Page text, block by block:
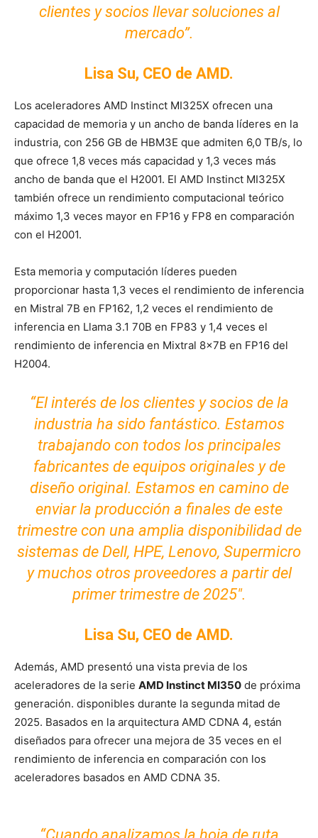
clientes y socios llevar soluciones al
mercado”.
Lisa Su, CEO de AMD.
Los aceleradores AMD Instinct MI325X ofrecen una
capacidad de memoria y un ancho de banda líderes en la
industria, con 256 GB de HBM3E que admiten 6,0 TB/s, lo
que ofrece 1,8 veces más capacidad y 1,3 veces más
ancho de banda que el H2001. El AMD Instinct MI325X
también ofrece un rendimiento computacional teórico
máximo 1,3 veces mayor en FP16 y FP8 en comparación
con el H2001.
Esta memoria y computación líderes pueden
proporcionar hasta 1,3 veces el rendimiento de inferencia
en Mistral 7B en FP162, 1,2 veces el rendimiento de
inferencia en Llama 3.1 70B en FP83 y 1,4 veces el
rendimiento de inferencia en Mixtral 8x7B en FP16 del
H2004.
“El interés de los clientes y socios de la
industria ha sido fantástico. Estamos
trabajando con todos los principales
fabricantes de equipos originales y de
diseño original. Estamos en camino de
enviar la producción a finales de este
trimestre con una amplia disponibilidad de
sistemas de Dell, HPE, Lenovo, Supermicro
y muchos otros proveedores a partir del
primer trimestre de 2025″.
Lisa Su, CEO de AMD.
Además, AMD presentó una vista previa de los
aceleradores de la serie AMD Instinct MI350 de próxima
generación. disponibles durante la segunda mitad de
2025. Basados ​​en la arquitectura AMD CDNA 4, están
diseñados para ofrecer una mejora de 35 veces en el
rendimiento de inferencia en comparación con los
aceleradores basados ​​en AMD CDNA 35.